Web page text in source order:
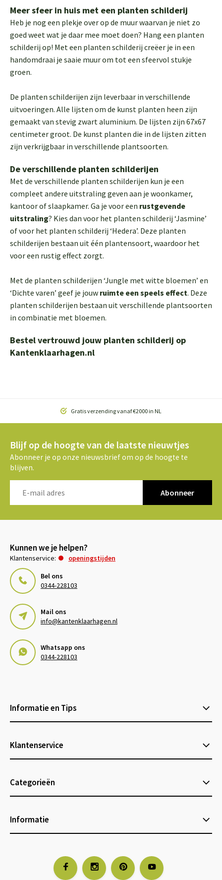
Meer sfeer in huis met een planten schilderij
Heb je nog een plekje over op de muur waarvan je niet zo
goed weet wat je daar mee moet doen? Hang een planten
schilderij op! Met een planten schilderij creëer je in een
handomdraai je saaie muur om tot een sfeervol stukje
groen.
De planten schilderijen zijn leverbaar in verschillende
uitvoeringen. Alle lijsten om de kunst planten heen zijn
gemaakt van stevig zwart aluminium. De lijsten zijn 67x67
centimeter groot. De kunst planten die in de lijsten zitten
zijn verkrijgbaar in verschillende plantsoorten.
De verschillende planten schilderijen
Met de verschillende planten schilderijen kun je een
compleet andere uitstraling geven aan je woonkamer,
kantoor of slaapkamer. Ga je voor een rustgevende
uitstraling? Kies dan voor het planten schilderij ‘Jasmine’
of voor het planten schilderij ‘Hedera’. Deze planten
schilderijen bestaan uit één plantensoort, waardoor het
voor een rustig effect zorgt.
Met de planten schilderijen ‘Jungle met witte bloemen’ en
‘Dichte varen’ geef je jouw ruimte een speels effect. Deze
planten schilderijen bestaan uit verschillende plantsoorten
in combinatie met bloemen.
Bestel vertrouwd jouw planten schilderij op
Kantenklaarhagen.nl
Gratis verzending vanaf €2000 in NL
Blijf op de hoogte van de laatste nieuwtjes
Abonneer je op onze nieuwsbrief om op de hoogte te
blijven.
Abonneer
Kunnen we je helpen?
Klantenservice:
openingstijden
Bel ons
0344-228103
Mail ons
info@kantenklaarhagen.nl
Whatsapp ons
0344-228103
Informatie en Tips
Klantenservice
Categorieën
Informatie